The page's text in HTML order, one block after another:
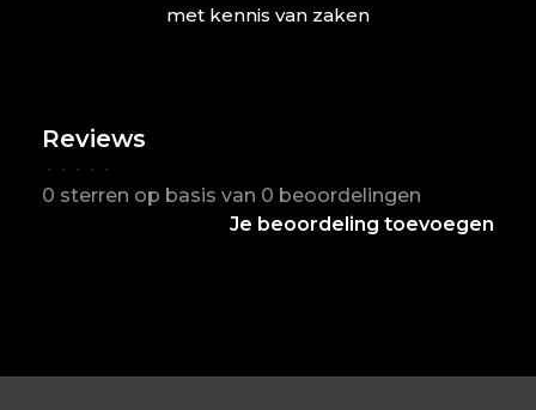
met kennis van zaken
Reviews
• • • • •
0 sterren op basis van 0 beoordelingen
Je beoordeling toevoegen